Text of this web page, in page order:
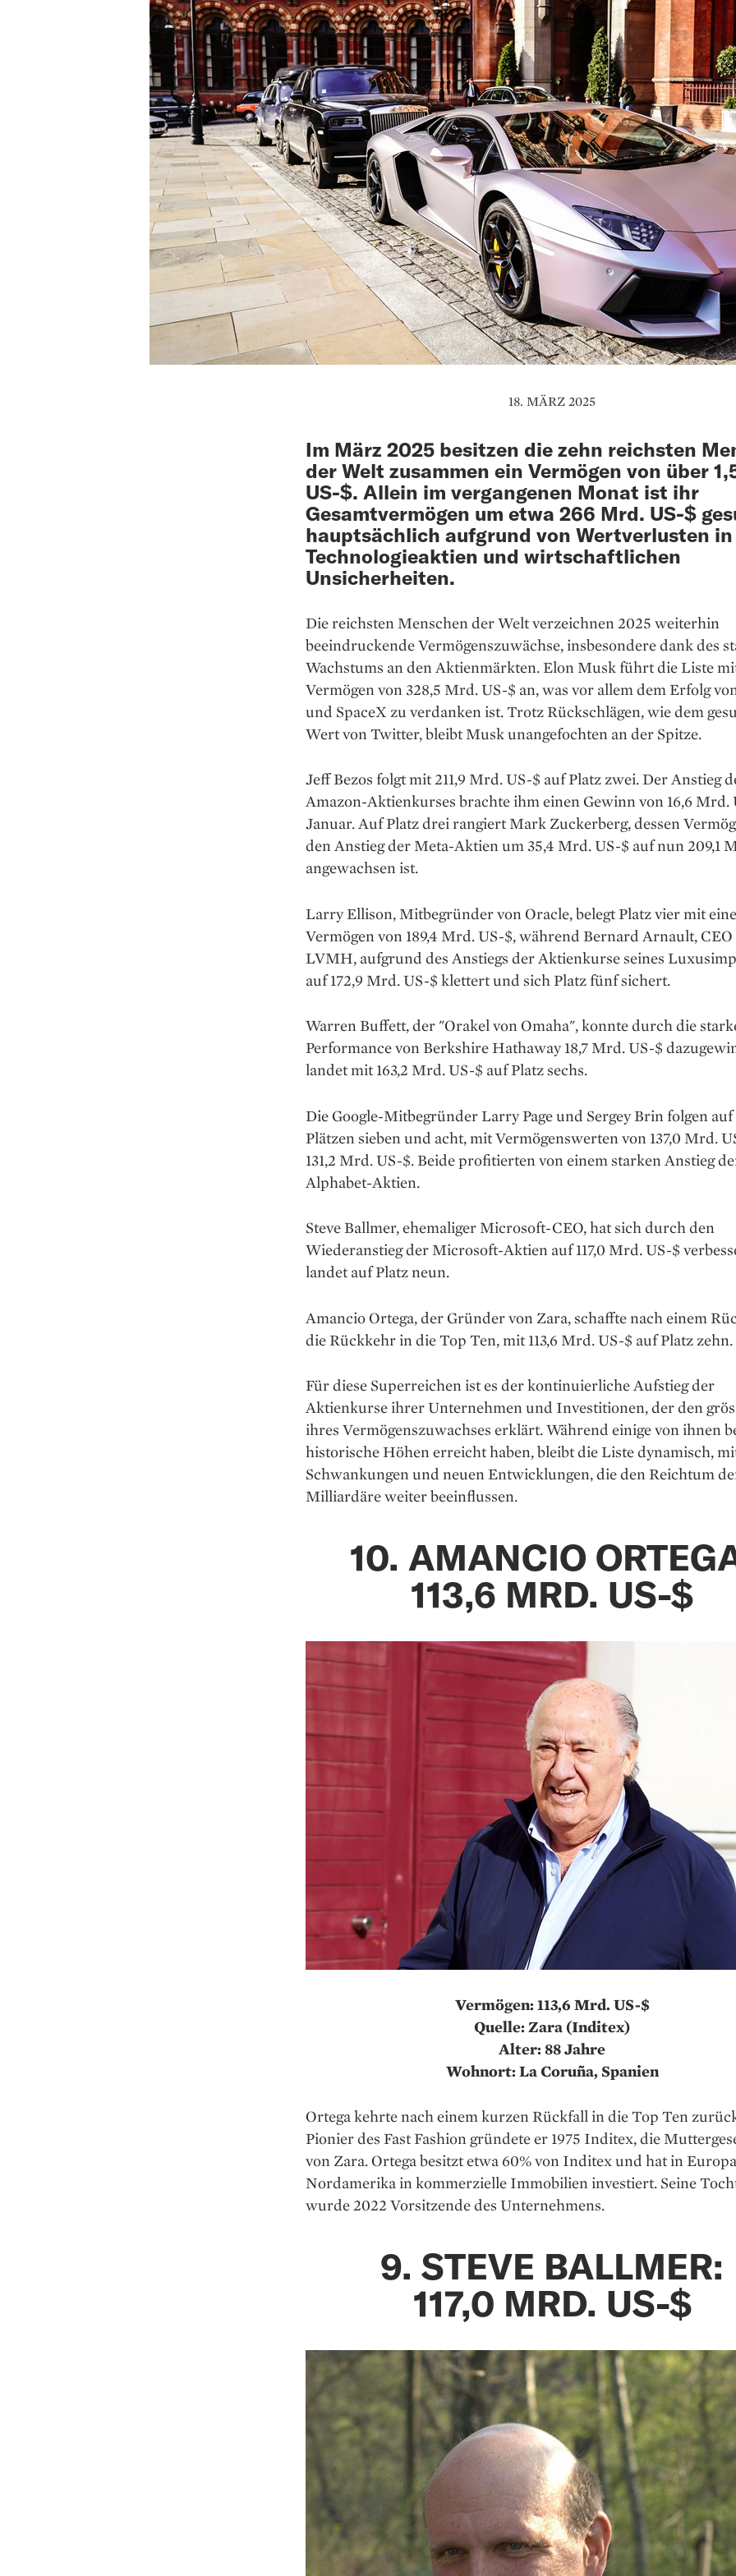
18. MÄRZ 2025
Im März 2025 besitzen die zehn reichsten
der Welt zusammen ein Vermögen von über
US-$. Allein im vergangenen Monat ist ihr
Gesamtvermögen um etwa 266 Mrd. US-$
hauptsächlich aufgrund von Wertverlusten in
Technologieaktien und wirtschaftlichen
Unsicherheiten.
Die reichsten Menschen der Welt verzeichnen 2025 weiterhin
beeindruckende Vermögenszuwächse, insbesondere dank des
Wachstums an den Aktienmärkten. Elon Musk führt die Liste
Vermögen von 328,5 Mrd. US-$ an, was vor allem dem Erfolg
und SpaceX zu verdanken ist. Trotz Rückschlägen, wie dem
Wert von Twitter, bleibt Musk unangefochten an der Spitze.
Jeff Bezos folgt mit 211,9 Mrd. US-$ auf Platz zwei. Der Anstieg
Amazon-Aktienkurses brachte ihm einen Gewinn von 16,6 Mrd.
Januar. Auf Platz drei rangiert Mark Zuckerberg, dessen
den Anstieg der Meta-Aktien um 35,4 Mrd. US-$ auf nun 209,1
angewachsen ist.
Larry Ellison, Mitbegründer von Oracle, belegt Platz vier mit
Vermögen von 189,4 Mrd. US-$, während Bernard Arnault,
LVMH, aufgrund des Anstiegs der Aktienkurse seines
auf 172,9 Mrd. US-$ klettert und sich Platz fünf sichert.
Warren Buffett, der "Orakel von Omaha", konnte durch die
Performance von Berkshire Hathaway 18,7 Mrd. US-$
landet mit 163,2 Mrd. US-$ auf Platz sechs.
Die Google-Mitbegründer Larry Page und Sergey Brin folgen
Plätzen sieben und acht, mit Vermögenswerten von 137,0 Mrd.
131,2 Mrd. US-$. Beide profitierten von einem starken Anstieg
Alphabet-Aktien.
Steve Ballmer, ehemaliger Microsoft-CEO, hat sich durch den
Wiederanstieg der Microsoft-Aktien auf 117,0 Mrd. US-$
landet auf Platz neun.
Amancio Ortega, der Gründer von Zara, schaffte nach einem
die Rückkehr in die Top Ten, mit 113,6 Mrd. US-$ auf Platz zehn.
Für diese Superreichen ist es der kontinuierliche Aufstieg der
Aktienkurse ihrer Unternehmen und Investitionen, der den
ihres Vermögenszuwachses erklärt. Während einige von ihnen
historische Höhen erreicht haben, bleibt die Liste dynamisch,
Schwankungen und neuen Entwicklungen, die den Reichtum
Milliardäre weiter beeinflussen.
10. AMANCIO
113,6 MRD. US-$
Vermögen: 113,6 Mrd. US-$
Quelle: Zara (Inditex)
Alter: 88 Jahre
Wohnort: La Coruña, Spanien
Ortega kehrte nach einem kurzen Rückfall in die Top Ten
Pionier des Fast Fashion gründete er 1975 Inditex, die
von Zara. Ortega besitzt etwa 60% von Inditex und hat in
Nordamerika in kommerzielle Immobilien investiert. Seine
wurde 2022 Vorsitzende des Unternehmens.
9. STEVE BALLMER:
117,0 MRD. US-$